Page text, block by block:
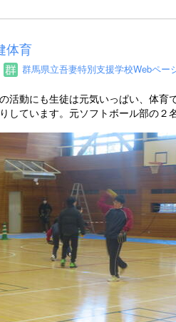
体育
群馬県立吾妻特別支援学校Webペー
活動にも生徒は元気いっぱい、体育
しています。元ソフトボール部の